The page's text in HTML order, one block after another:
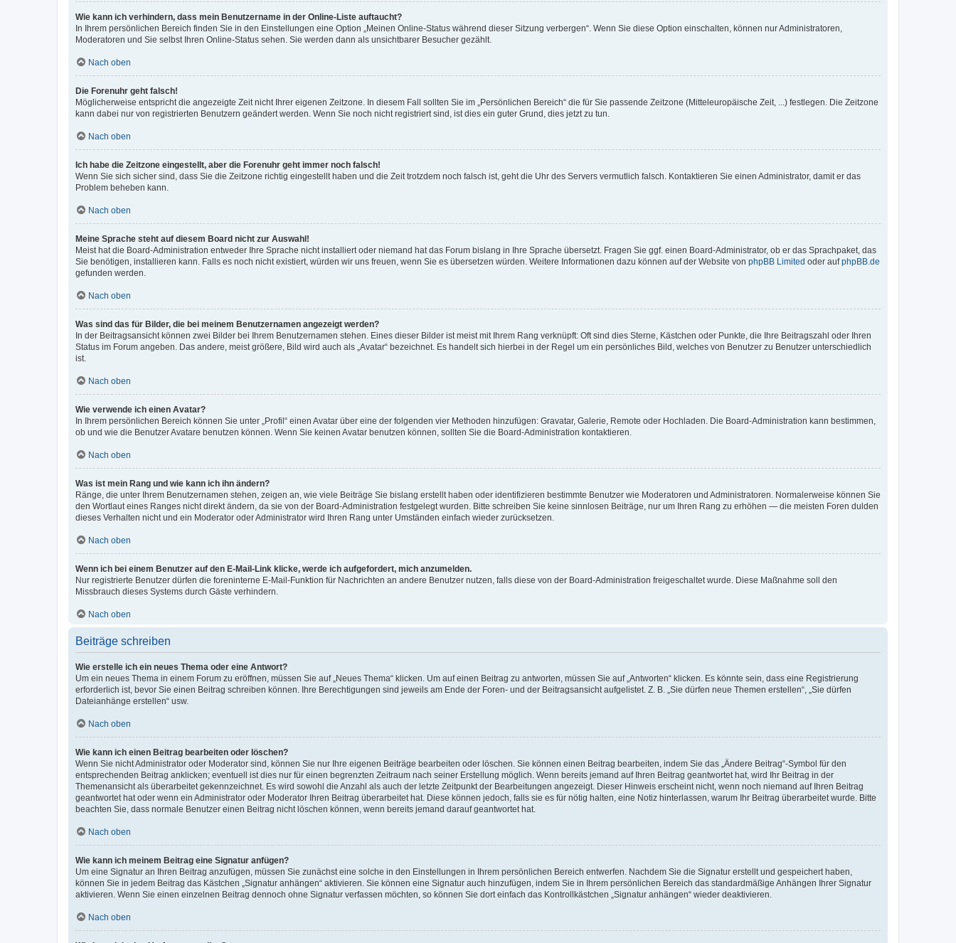
Wie kann ich verhindern, dass mein Benutzername in der Online-Liste auftaucht?
In Ihrem persönlichen Bereich finden Sie in den Einstellungen eine Option „Meinen Online-Status während dieser Sitzung verbergen“. Wenn Sie diese Option einschalten, können nur Administratoren,
Moderatoren und Sie selbst Ihren Online-Status sehen. Sie werden dann als unsichtbarer Besucher gezählt.
Nach oben
Die Forenuhr geht falsch!
Möglicherweise entspricht die angezeigte Zeit nicht Ihrer eigenen Zeitzone. In diesem Fall sollten Sie im „Persönlichen Bereich“ die für Sie passende Zeitzone (Mitteleuropäische Zeit, ...) festlegen. Die Zeitzone
kann dabei nur von registrierten Benutzern geändert werden. Wenn Sie noch nicht registriert sind, ist dies ein guter Grund, dies jetzt zu tun.
Nach oben
Ich habe die Zeitzone eingestellt, aber die Forenuhr geht immer noch falsch!
Wenn Sie sich sicher sind, dass Sie die Zeitzone richtig eingestellt haben und die Zeit trotzdem noch falsch ist, geht die Uhr des Servers vermutlich falsch. Kontaktieren Sie einen Administrator, damit er das
Problem beheben kann.
Nach oben
Meine Sprache steht auf diesem Board nicht zur Auswahl!
Meist hat die Board-Administration entweder Ihre Sprache nicht installiert oder niemand hat das Forum bislang in Ihre Sprache übersetzt. Fragen Sie ggf. einen Board-Administrator, ob er das Sprachpaket, das
Sie benötigen, installieren kann. Falls es noch nicht existiert, würden wir uns freuen, wenn Sie es übersetzen würden. Weitere Informationen dazu können auf der Website von phpBB Limited oder aufphpBB.de
gefunden werden.
Nach oben
Was sind das für Bilder, die bei meinem Benutzernamen angezeigt werden?
In der Beitragsansicht können zwei Bilder bei Ihrem Benutzernamen stehen. Eines dieser Bilder ist meist mit Ihrem Rang verknüpft: Oft sind dies Sterne, Kästchen oder Punkte, die Ihre Beitragszahl oder Ihren
Status im Forum angeben. Das andere, meist größere, Bild wird auch als „Avatar“ bezeichnet. Es handelt sich hierbei in der Regel um ein persönliches Bild, welches von Benutzer zu Benutzer unterschiedlich
ist.
Nach oben
Wie verwende ich einen Avatar?
In Ihrem persönlichen Bereich können Sie unter „Profil“ einen Avatar über eine der folgenden vier Methoden hinzufügen: Gravatar, Galerie, Remote oder Hochladen. Die Board-Administration kann bestimmen,
ob und wie die Benutzer Avatare benutzen können. Wenn Sie keinen Avatar benutzen können, sollten Sie die Board-Administration kontaktieren.
Nach oben
Was ist mein Rang und wie kann ich ihn ändern?
Ränge, die unter Ihrem Benutzernamen stehen, zeigen an, wie viele Beiträge Sie bislang erstellt haben oder identifizieren bestimmte Benutzer wie Moderatoren und Administratoren. Normalerweise können Sie
den Wortlaut eines Ranges nicht direkt ändern, da sie von der Board-Administration festgelegt wurden. Bitte schreiben Sie keine sinnlosen Beiträge, nur um Ihren Rang zu erhöhen — die meisten Foren dulden
dieses Verhalten nicht und ein Moderator oder Administrator wird Ihren Rang unter Umständen einfach wieder zurücksetzen.
Nach oben
Wenn ich bei einem Benutzer auf den E-Mail-Link klicke, werde ich aufgefordert, mich anzumelden.
Nur registrierte Benutzer dürfen die foreninterne E-Mail-Funktion für Nachrichten an andere Benutzer nutzen, falls diese von der Board-Administration freigeschaltet wurde. Diese Maßnahme soll den
Missbrauch dieses Systems durch Gäste verhindern.
Nach oben
Beiträge schreiben
Wie erstelle ich ein neues Thema oder eine Antwort?
Um ein neues Thema in einem Forum zu eröffnen, müssen Sie auf „Neues Thema“ klicken. Um auf einen Beitrag zu antworten, müssen Sie auf „Antworten“ klicken. Es könnte sein, dass eine Registrierung
erforderlich ist, bevor Sie einen Beitrag schreiben können. Ihre Berechtigungen sind jeweils am Ende der Foren- und der Beitragsansicht aufgelistet. Z. B. „Sie dürfen neue Themen erstellen“, „Sie dürfen
Dateianhänge erstellen“ usw.
Nach oben
Wie kann ich einen Beitrag bearbeiten oder löschen?
Wenn Sie nicht Administrator oder Moderator sind, können Sie nur Ihre eigenen Beiträge bearbeiten oder löschen. Sie können einen Beitrag bearbeiten, indem Sie das „Ändere Beitrag“-Symbol für den
entsprechenden Beitrag anklicken; eventuell ist dies nur für einen begrenzten Zeitraum nach seiner Erstellung möglich. Wenn bereits jemand auf Ihren Beitrag geantwortet hat, wird Ihr Beitrag in der
Themenansicht als überarbeitet gekennzeichnet. Es wird sowohl die Anzahl als auch der letzte Zeitpunkt der Bearbeitungen angezeigt. Dieser Hinweis erscheint nicht, wenn noch niemand auf Ihren Beitrag
geantwortet hat oder wenn ein Administrator oder Moderator Ihren Beitrag überarbeitet hat. Diese können jedoch, falls sie es für nötig halten, eine Notiz hinterlassen, warum Ihr Beitrag überarbeitet wurde. Bitte
beachten Sie, dass normale Benutzer einen Beitrag nicht löschen können, wenn bereits jemand darauf geantwortet hat.
Nach oben
Wie kann ich meinem Beitrag eine Signatur anfügen?
Um eine Signatur an Ihren Beitrag anzufügen, müssen Sie zunächst eine solche in den Einstellungen in Ihrem persönlichen Bereich entwerfen. Nachdem Sie die Signatur erstellt und gespeichert haben,
können Sie in jedem Beitrag das Kästchen „Signatur anhängen“ aktivieren. Sie können eine Signatur auch hinzufügen, indem Sie in Ihrem persönlichen Bereich das standardmäßige Anhängen Ihrer Signatur
aktivieren. Wenn Sie einen einzelnen Beitrag dennoch ohne Signatur verfassen möchten, so können Sie dort einfach das Kontrollkästchen „Signatur anhängen“ wieder deaktivieren.
Nach oben